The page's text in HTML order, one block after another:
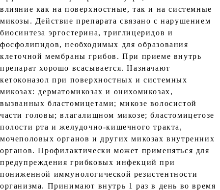
влияние как на поверхностные, так и на системные
микозы. Действие препарата связано с нарушением
биосинтеза эргостерина, триглицеридов и
фосфолипидов, необходимых для образования
клеточной мембраны грибов. При приеме внутрь
препарат хорошо всасывается. Назначают
кетоконазол при поверхностных и системных
микозах: дерматомикозах и онихомикозах,
вызванных бластомицетами; микозе волосистой
части головы; влагалищном микозе; бластомицетозе
полости рта и желудочно-кишечного тракта,
мочеполовых органов и других микозах внутренних
органов. Профилактически может применяться для
предупреждения грибковых инфекций при
пониженной иммунологической резистентности
организма. Принимают внутрь 1 раз в день во время